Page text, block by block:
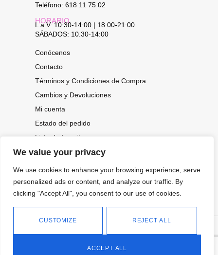
We value your privacy
We use cookies to enhance your browsing experience, serve
personalized ads or content, and analyze our traffic. By
clicking "Accept All", you consent to our use of cookies.
CUSTOMIZE REJECT ALL
ACCEPT ALL
Teléfono: 618 11 75 02
HORARIO
L a V: 10:30-14:00 | 18:00-21:00
SÁBADOS: 10.30-14:00
Conócenos
Contacto
Términos y Condiciones de Compra
Cambios y Devoluciones
Mi cuenta
Estado del pedido
Lista de favoritos
CONOCE NUESTRAS NOVEDADES,
OFERTAS...
2026.